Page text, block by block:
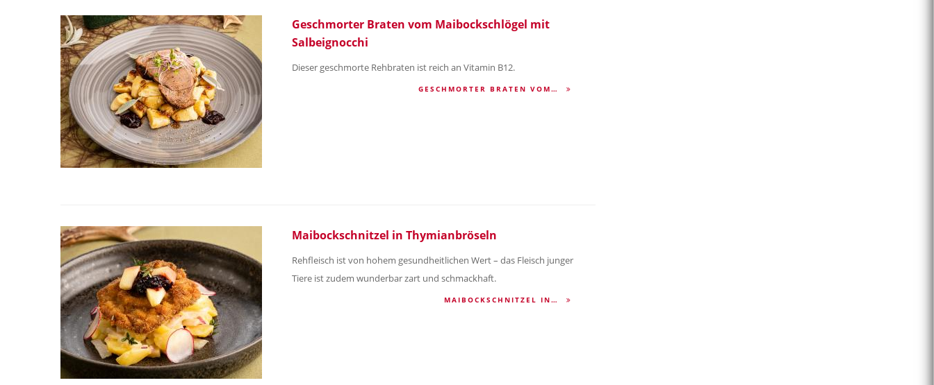
Geschmorter Braten vom Maibockschlögel mit
Salbeignocchi
Dieser geschmorte Rehbraten ist reich an Vitamin B12.
GESCHMORTER BRATEN VOM…
Maibockschnitzel in Thymianbröseln
Rehfleisch ist von hohem gesundheitlichen Wert – das Fleisch junger
Tiere ist zudem wunderbar zart und schmackhaft.
MAIBOCKSCHNITZEL IN…